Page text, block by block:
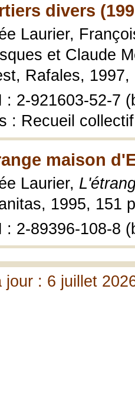
divers
Laurier,
et Claude
Rafales,
: 2-921603-52-7
: Recueil
maison
Laurier,
1995, 151
: 2-89396-108-8
jour : 6 juillet